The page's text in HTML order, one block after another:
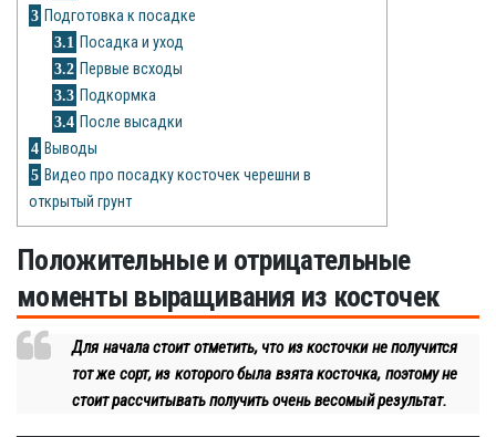
Петуния
Рецепты
О сайте
3 Подготовка к посадке
3.1 Посадка и уход
3.2 Первые всходы
3.3 Подкормка
3.4 После высадки
4 Выводы
5 Видео про посадку косточек черешни в
открытый грунт
Положительные и отрицательные
моменты выращивания из косточек
Для начала стоит отметить, что из косточки не получится
тот же сорт, из которого была взята косточка, поэтому не
стоит рассчитывать получить очень весомый результат.